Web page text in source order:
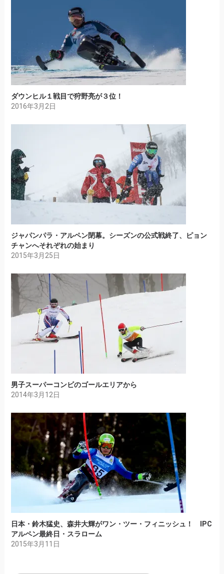
ダウンヒル１戦目で狩野亮が３位！
2016年3月2日
ジャパンパラ・アルペン閉幕。シーズンの公式戦終了、ピョン
チャンへそれぞれの始まり
2015年3月25日
男子スーパーコンビのゴールエリアから
2014年3月12日
日本・鈴木猛史、森井大輝がワン・ツー・フィニッシュ！ IPC
アルペン最終日・スラローム
2015年3月11日